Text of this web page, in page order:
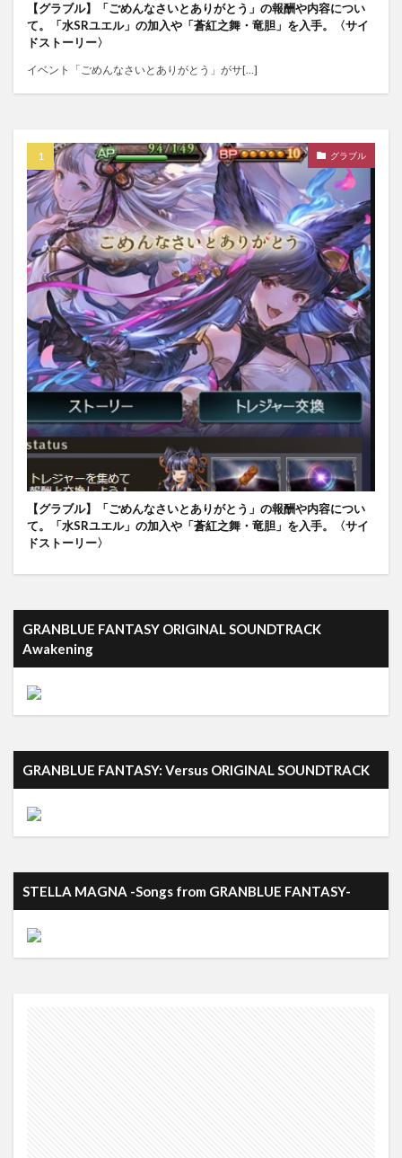
【グラブル】「ごめんなさいとありがとう」の報酬や内容につい
て。「水SRユエル」の加入や「蒼紅之舞・竜胆」を入手。〈サイ
ドストーリー〉
イベント「ごめんなさいとありがとう」がサ[…]
グラブル
【グラブル】「ごめんなさいとありがとう」の報酬や内容につい
て。「水SRユエル」の加入や「蒼紅之舞・竜胆」を入手。〈サイ
ドストーリー〉
GRANBLUE FANTASY ORIGINAL SOUNDTRACK
Awakening
GRANBLUE FANTASY: Versus ORIGINAL SOUNDTRACK
STELLA MAGNA -Songs from GRANBLUE FANTASY-